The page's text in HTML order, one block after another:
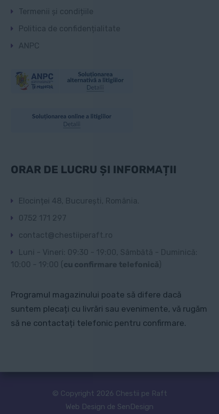
Termenii și condițiile
Politica de confidențialitate
ANPC
ORAR DE LUCRU ȘI INFORMAȚII
Elocinței 48, București, România.
0752 171 297
contact@chestiiperaft.ro
Luni - Vineri: 09:30 - 19:00, Sâmbătă - Duminică:
10:00 - 19:00 ( cu confirmare telefonică
Programul magazinului poate să difere dacă
suntem plecați cu livrări sau evenimente, vă rugăm
să ne contactați telefonic pentru confirmare.
© Copyright 2026 Chestii pe Raft
Web Design de SenDesign